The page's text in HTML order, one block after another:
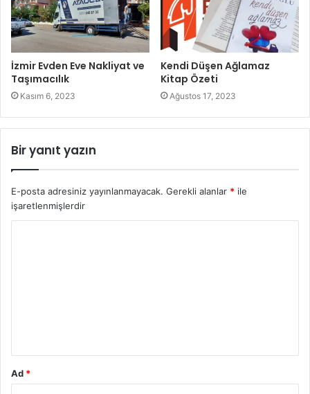
İzmir Evden Eve Nakliyat ve
Taşımacılık
Kasım 6, 2023
Kendi Düşen Ağlamaz
Kitap Özeti
Ağustos 17, 2023
Bir yanıt yazın
E-posta adresiniz yayınlanmayacak. Gerekli alanlar * ile
işaretlenmişlerdir
Ad *